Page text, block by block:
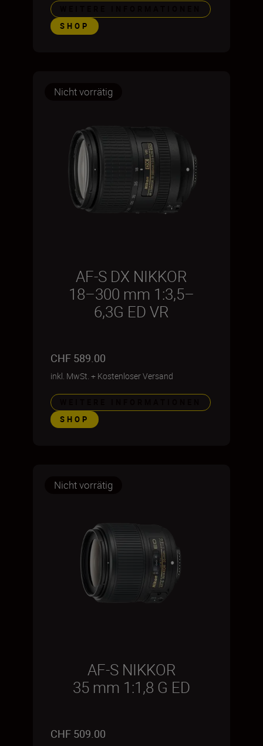
SHOP
Nicht vorrätig
AF-S DX NIKKOR
18–300 mm 1:3,5–
6,3G ED VR
CHF 589.00
inkl. MwSt. + Kostenloser Versand
SHOP
Nicht vorrätig
AF-S NIKKOR
35 mm 1:1,8 G ED
CHF 509.00